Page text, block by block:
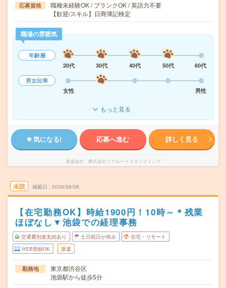
応募資格
職種未経験OK / ブランクOK / 英語力不要
【歓迎/スキル】日商簿記検定
職場の雰囲気
年齢層
20代
30代 40代 50代
60代
男女比率
女性
男性
もっと見る
気になる! 応募へ進む 詳しく見る
派遣会社 株式会社リクルートスタッフィング
未読 掲載日 2026/08/08
【在宅勤務OK】時給1900円！10時～＊残業
ほぼなし▼池袋での経理事務
交通費別途支給あり 土日祝日が休み 在宅・リモート
WEB登録OK 派遣
勤務地
東京都渋谷区
池袋駅から徒歩5分